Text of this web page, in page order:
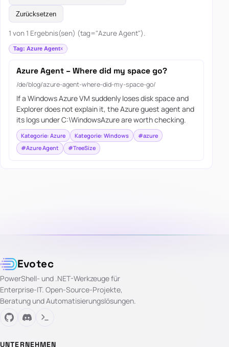
Zurücksetzen
1 von 1 Ergebnis(sen) (tag="Azure Agent").
Tag: Azure Agent
Azure Agent – Where did my space go?
/de/blog/azure-agent-where-did-my-space-go/
If a Windows Azure VM suddenly loses disk space and
Explorer does not explain it, the Azure guest agent and
its logs under C:\WindowsAzure are worth checking.
Kategorie: Azure Kategorie: Windows
#azure
#Azure Agent
#TreeSize
Evotec
PowerShell- und .NET-Werkzeuge für
Enterprise-IT. Open-Source-Projekte,
Beratung und Automatisierungslösungen.
UNTERNEHMEN